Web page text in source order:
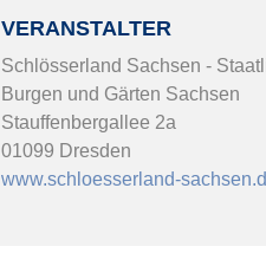
VERANSTALTER
Schlösserland Sachsen -
Burgen und Gärten Sachsen
Stauffenbergallee 2a
01099 Dresden
www.schloesserland-